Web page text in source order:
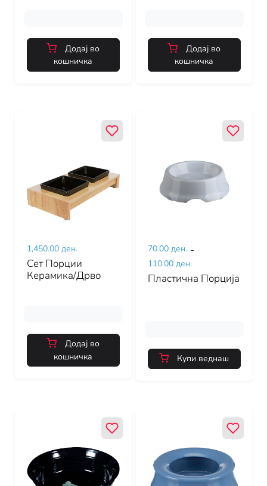
Додај во
кошничка
Додај во
кошничка
1,450.00 ден.
Сет Порции
Керамика/Дрво
Додај во
кошничка
70.00 ден. -
110.00 ден.
Пластична Порција
Купи веднаш